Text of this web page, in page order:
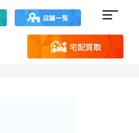
店舗一覧
宅配買取